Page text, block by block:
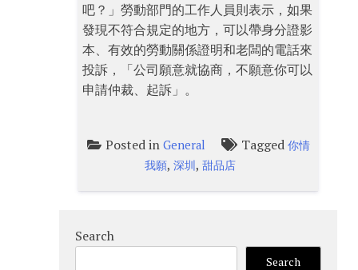
吧？」勞動部門的工作人員則表示，如果
發現不符合規定的地方，可以帶身分證影
本、有效的勞動關係證明和老闆的電話來
投訴，「公司願意就協商，不願意你可以
申請仲裁、起訴」。
Posted in General Tagged 你情
我願,深圳,甜品店
Search
Search